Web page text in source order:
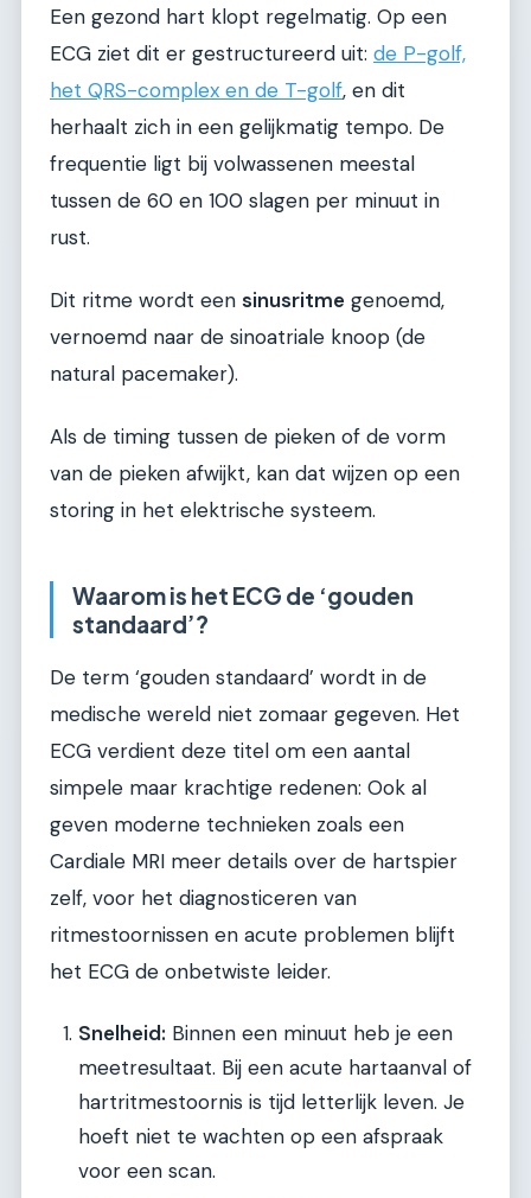
Een gezond hart klopt regelmatig. Op een
ECG ziet dit er gestructureerd uit: de P-golf,
het QRS-complex en de T-golf, en dit
herhaalt zich in een gelijkmatig tempo. De
frequentie ligt bij volwassenen meestal
tussen de 60 en 100 slagen per minuut in
rust.
Dit ritme wordt een sinusritme genoemd,
vernoemd naar de sinoatriale knoop (de
natural pacemaker).
Als de timing tussen de pieken of de vorm
van de pieken afwijkt, kan dat wijzen op een
storing in het elektrische systeem.
Waarom is het ECG de ‘gouden
standaard’?
De term ‘gouden standaard’ wordt in de
medische wereld niet zomaar gegeven. Het
ECG verdient deze titel om een aantal
simpele maar krachtige redenen: Ook al
geven moderne technieken zoals een
Cardiale MRI meer details over de hartspier
zelf, voor het diagnosticeren van
ritmestoornissen en acute problemen blijft
het ECG de onbetwiste leider.
Snelheid: Binnen een minuut heb je een
meetresultaat. Bij een acute hartaanval of
hartritmestoornis is tijd letterlijk leven. Je
hoeft niet te wachten op een afspraak
voor een scan.